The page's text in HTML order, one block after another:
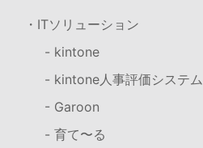
・ITソリューション
- kintone
- kintone人事評価システム
- Garoon
- 育て〜る